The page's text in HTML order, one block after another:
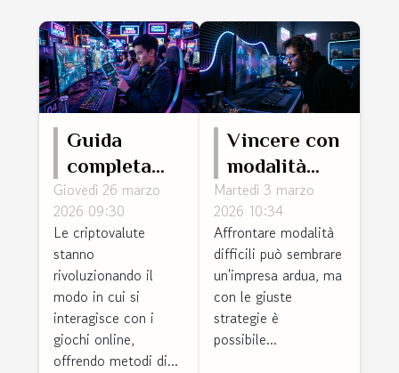
Guida
completa
per
utilizzare le
criptovalute
nei giochi
online
Giovedì 26 marzo
2026 09:30
Le criptovalute
stanno
rivoluzionando il
modo in cui si
interagisce con i
giochi online,
offrendo metodi di...
Vincere con
modalità
difficili:
strategie e
consigli
Martedì 3 marzo
2026 10:34
Affrontare modalità
difficili può sembrare
un'impresa ardua, ma
con le giuste
strategie è
possibile...